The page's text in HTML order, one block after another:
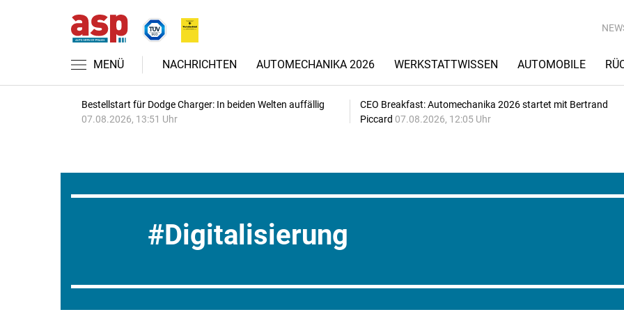
MENÜ NACHRICHTEN AUTOMECHANIKA 2026 WERKSTATTWISSEN AUTOMOBILE
Bestellstart für Dodge Charger: In beiden Welten auffällig
07.08.2026, 13:51 Uhr
CEO Breakfast: Automechanika 2026 startet mit Bertrand
Piccard 07.08.2026, 12:05 Uhr
Digitalisierung